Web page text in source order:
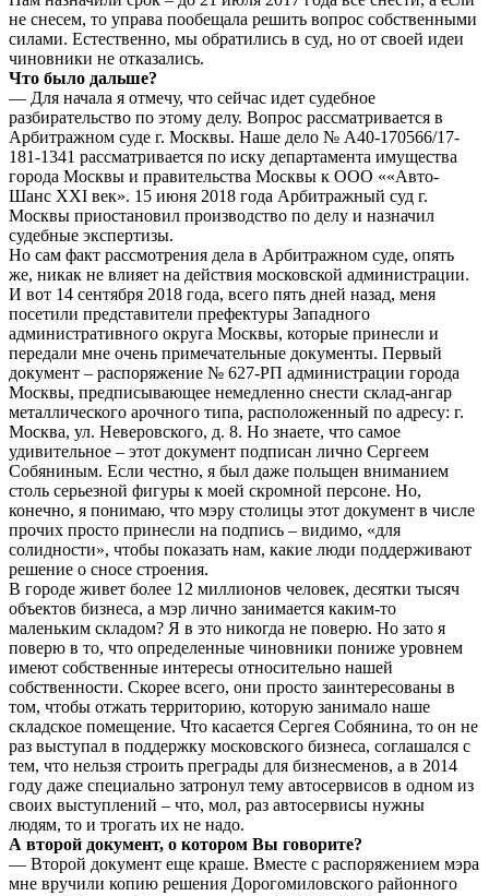
не снесем, то управа пообещала решить вопрос собственными
силами. Естественно, мы обратились в суд, но от своей идеи
чиновники не отказались.
Что было дальше?
— Для начала я отмечу, что сейчас идет судебное
разбирательство по этому делу. Вопрос рассматривается в
Арбитражном суде г. Москвы. Наше дело № А40-170566/17-
181-1341 рассматривается по иску департамента имущества
города Москвы и правительства Москвы к ООО ««Авто-
Шанс XXI век». 15 июня 2018 года Арбитражный суд г.
Москвы приостановил производство по делу и назначил
судебные экспертизы.
Но сам факт рассмотрения дела в Арбитражном суде, опять
же, никак не влияет на действия московской администрации.
И вот 14 сентября 2018 года, всего пять дней назад, меня
посетили представители префектуры Западного
административного округа Москвы, которые принесли и
передали мне очень примечательные документы. Первый
документ – распоряжение № 627-РП администрации города
Москвы, предписывающее немедленно снести склад-ангар
металлического арочного типа, расположенный по адресу: г.
Москва, ул. Неверовского, д. 8. Но знаете, что самое
удивительное – этот документ подписан лично Сергеем
Собяниным. Если честно, я был даже польщен вниманием
столь серьезной фигуры к моей скромной персоне. Но,
конечно, я понимаю, что мэру столицы этот документ в числе
прочих просто принесли на подпись – видимо, «для
солидности», чтобы показать нам, какие люди поддерживают
решение о сносе строения.
В городе живет более 12 миллионов человек, десятки тысяч
объектов бизнеса, а мэр лично занимается каким-то
маленьким складом? Я в это никогда не поверю. Но зато я
поверю в то, что определенные чиновники пониже уровнем
имеют собственные интересы относительно нашей
собственности. Скорее всего, они просто заинтересованы в
том, чтобы отжать территорию, которую занимало наше
складское помещение. Что касается Сергея Собянина, то он не
раз выступал в поддержку московского бизнеса, соглашался с
тем, что нельзя строить преграды для бизнесменов, а в 2014
году даже специально затронул тему автосервисов в одном из
своих выступлений – что, мол, раз автосервисы нужны
людям, то и трогать их не надо.
А второй документ, о котором Вы говорите?
— Второй документ еще краше. Вместе с распоряжением мэра
мне вручили копию решения Дорогомиловского районного